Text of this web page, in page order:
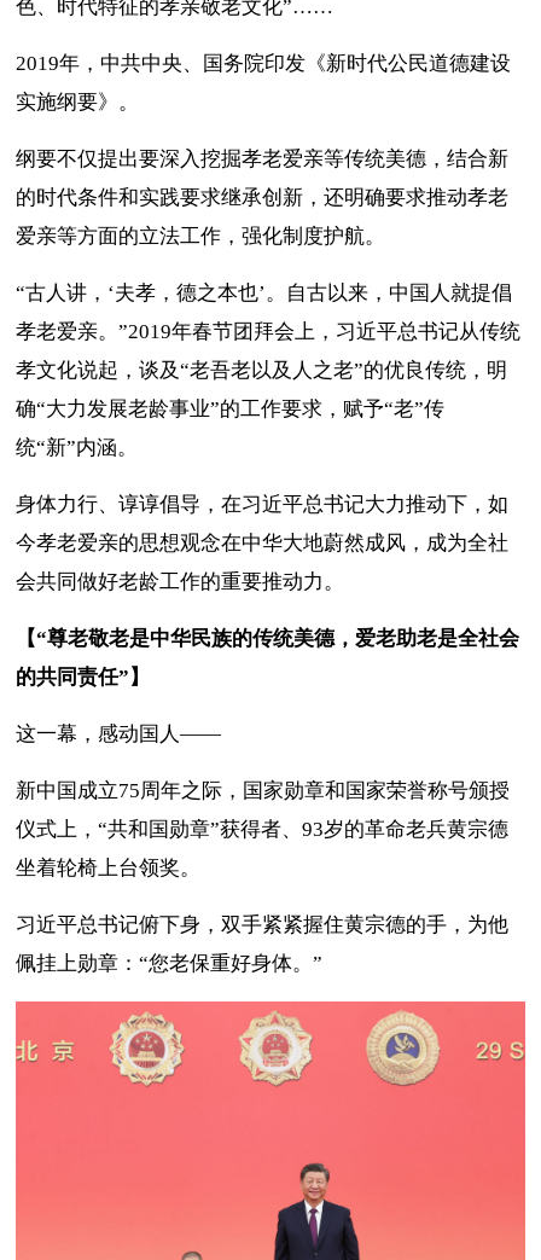
色、时代特征的孝亲敬老文化”……
2019年，中共中央、国务院印发《新时代公民道德建设
实施纲要》。
纲要不仅提出要深入挖掘孝老爱亲等传统美德，结合新
的时代条件和实践要求继承创新，还明确要求推动孝老
爱亲等方面的立法工作，强化制度护航。
“古人讲，‘夫孝，德之本也’。自古以来，中国人就提倡
孝老爱亲。”2019年春节团拜会上，习近平总书记从传统
孝文化说起，谈及“老吾老以及人之老”的优良传统，明
确“大力发展老龄事业”的工作要求，赋予“老”传
统“新”内涵。
身体力行、谆谆倡导，在习近平总书记大力推动下，如
今孝老爱亲的思想观念在中华大地蔚然成风，成为全社
会共同做好老龄工作的重要推动力。
【“尊老敬老是中华民族的传统美德，爱老助老是全社会
的共同责任”】
这一幕，感动国人——
新中国成立75周年之际，国家勋章和国家荣誉称号颁授
仪式上，“共和国勋章”获得者、93岁的革命老兵黄宗德
坐着轮椅上台领奖。
习近平总书记俯下身，双手紧紧握住黄宗德的手，为他
佩挂上勋章：“您老保重好身体。”